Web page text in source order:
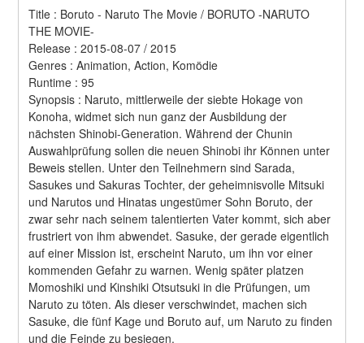
Title : Boruto - Naruto The Movie / BORUTO -NARUTO
THE MOVIE-
Release : 2015-08-07 / 2015
Genres : Animation, Action, Komödie
Runtime : 95
Synopsis : Naruto, mittlerweile der siebte Hokage von
Konoha, widmet sich nun ganz der Ausbildung der
nächsten Shinobi-Generation. Während der Chunin
Auswahlprüfung sollen die neuen Shinobi ihr Können unter
Beweis stellen. Unter den Teilnehmern sind Sarada,
Sasukes und Sakuras Tochter, der geheimnisvolle Mitsuki
und Narutos und Hinatas ungestümer Sohn Boruto, der
zwar sehr nach seinem talentierten Vater kommt, sich aber
frustriert von ihm abwendet. Sasuke, der gerade eigentlich
auf einer Mission ist, erscheint Naruto, um ihn vor einer
kommenden Gefahr zu warnen. Wenig später platzen
Momoshiki und Kinshiki Otsutsuki in die Prüfungen, um
Naruto zu töten. Als dieser verschwindet, machen sich
Sasuke, die fünf Kage und Boruto auf, um Naruto zu finden
und die Feinde zu besiegen.